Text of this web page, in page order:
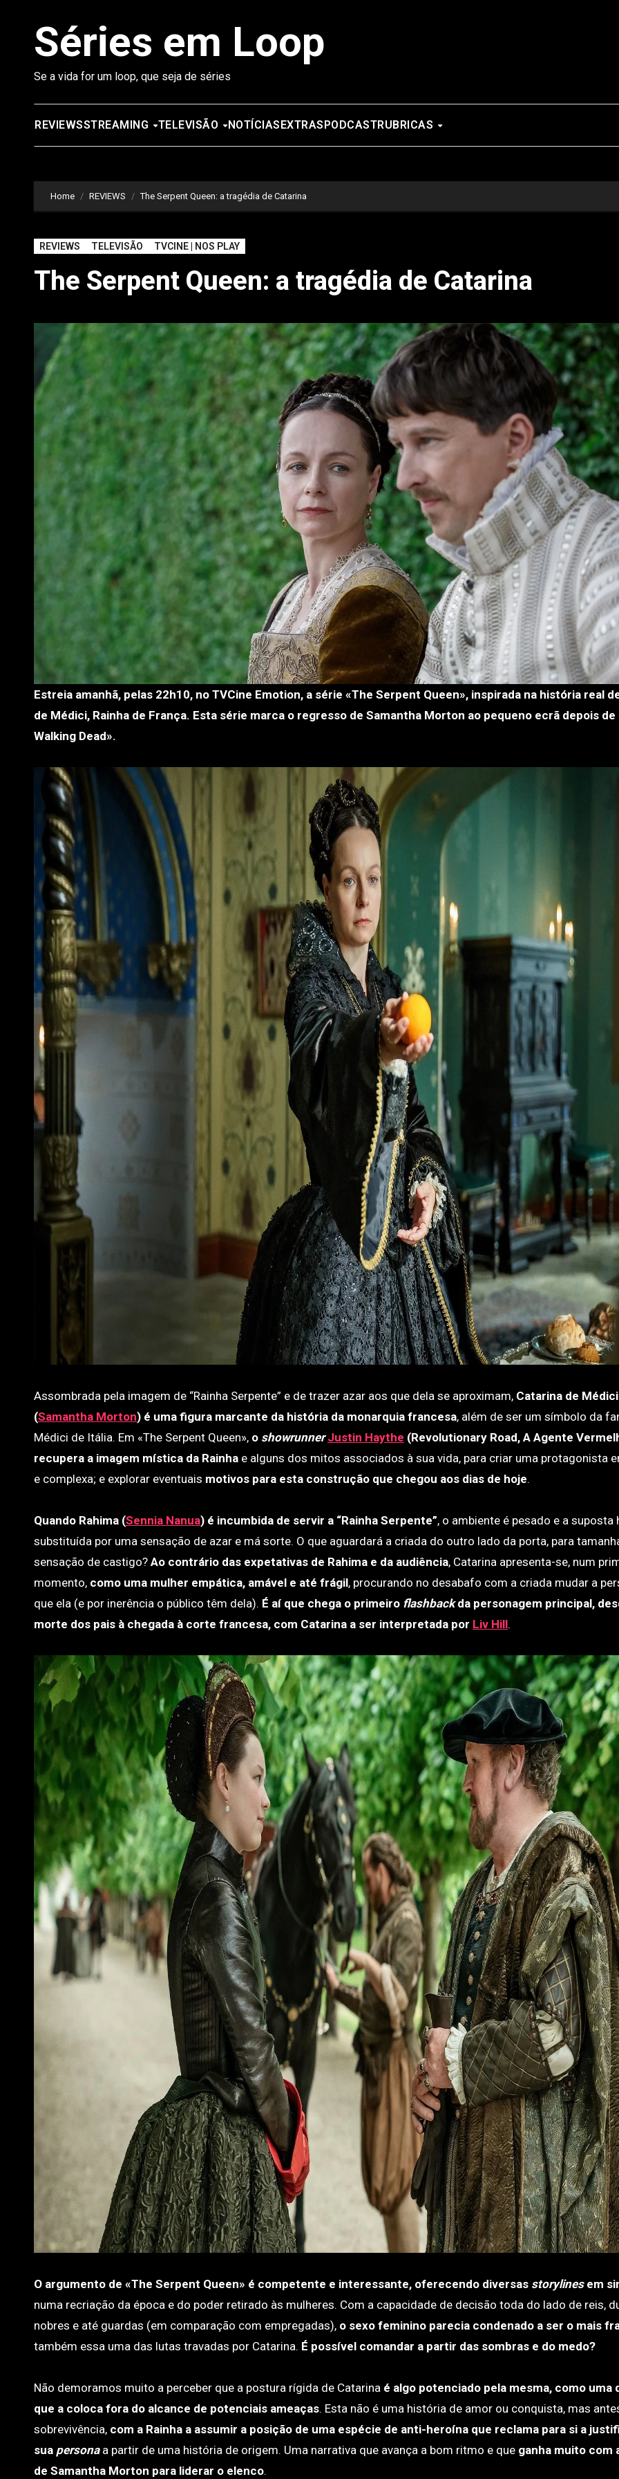
Séries em Loop
Se a vida for um loop, que seja de séries
REVIEWSSTREAMING TELEVISÃO NOTÍCIASEXTRASPODCASTRUBRICAS
Home REVIEWS The Serpent Queen: a tragédia de Catarina
REVIEWS TELEVISÃO TVCINE | NOS PLAY
The Serpent Queen: a tragédia de Catarina
Estreia amanhã, pelas 22h10, no TVCine Emotion, a série «The Serpent Queen», inspirada na história real de Catarina
de Médici, Rainha de França. Esta série marca o regresso de Samantha Morton ao pequeno ecrã depois de
Walking Dead».
Assombrada pela imagem de “Rainha Serpente” e de trazer azar aos que dela se aproximam, Catarina de Médici
(Samantha Morton) é uma figura marcante da história da monarquia francesa, além de ser um símbolo da
Médici de Itália. Em «The Serpent Queen», o showrunner Justin Haythe (Revolutionary Road, A Agente
recupera a imagem mística da Rainha e alguns dos mitos associados à sua vida, para criar uma protagonista
e complexa; e explorar eventuais motivos para esta construção que chegou aos dias de hoje.
Quando Rahima (Sennia Nanua) é incumbida de servir a “Rainha Serpente”, o ambiente é pesado e a suposta
substituída por uma sensação de azar e má sorte. O que aguardará a criada do outro lado da porta, para
sensação de castigo? Ao contrário das expetativas de Rahima e da audiência, Catarina apresenta-se, num
momento, como uma mulher empática, amável e até frágil, procurando no desabafo com a criada mudar a
que ela (e por inerência o público têm dela). É aí que chega o primeiro flashbackda personagem principal,
morte dos pais à chegada à corte francesa, com Catarina a ser interpretada por Liv Hill.
O argumento de «The Serpent Queen» é competente e interessante, oferecendo diversas storylinesem
numa recriação da época e do poder retirado às mulheres. Com a capacidade de decisão toda do lado de reis,
nobres e até guardas (em comparação com empregadas), o sexo feminino parecia condenado a ser o mais
também essa uma das lutas travadas por Catarina. É possível comandar a partir das sombras e do medo?
Não demoramos muito a perceber que a postura rígida de Catarina é algo potenciado pela mesma, como uma
que a coloca fora do alcance de potenciais ameaças. Esta não é uma história de amor ou conquista, mas
sobrevivência, com a Rainha a assumir a posição de uma espécie de anti-heroína que reclama para si a
sua personaa partir de uma história de origem. Uma narrativa que avança a bom ritmo e que ganha muito com
de Samantha Morton para liderar o elenco.